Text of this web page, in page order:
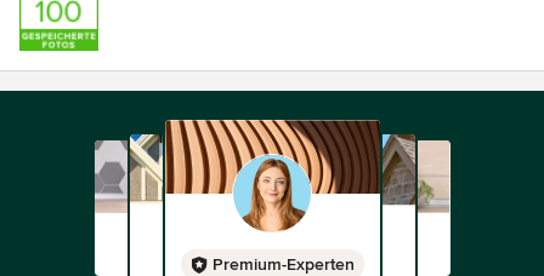
Premium-Experten